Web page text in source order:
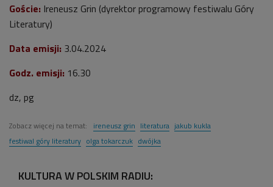
Goście: Ireneusz Grin (dyrektor programowy festiwalu Góry
Literatury)
Data emisji: 3.04.2024
Godz. emisji: 16.30
dz, pg
Zobacz więcej na temat: ireneusz grin literatura jakub kukla
festiwal góry literatury olga tokarczuk dwójka
KULTURA W POLSKIM RADIU: